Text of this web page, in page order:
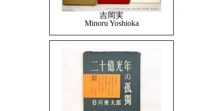
吉岡実
Minoru Yoshioka